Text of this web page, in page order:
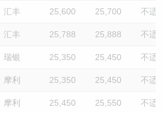
汇丰 25,600 25,700 不适
汇丰 25,788 25,888 不适
瑞银 25,350 25,450 不适
摩利 25,350 25,450 不适
摩利 25,450 25,550 不适